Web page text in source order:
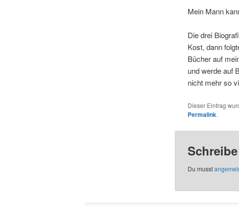
Mein Mann
Die drei
Kost, dann
Bücher auf
und werde auf
nicht mehr so
Dieser Eintrag
Permalink.
Du musst